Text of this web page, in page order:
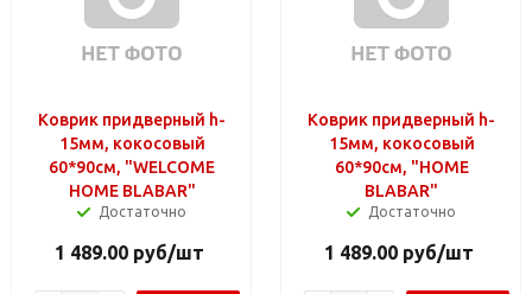
Коврик придверный h-
15мм, кокосовый
60*90см, "WELCOME
HOME BLABAR"
Достаточно
1 489.00 руб/шт
Коврик придверный h-
15мм, кокосовый
60*90см, "HOME
BLABAR"
Достаточно
1 489.00 руб/шт